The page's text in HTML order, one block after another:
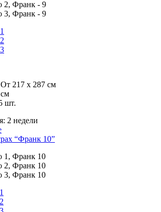
От 217 х 287 см
шт.
2 недели
“Франк 10”